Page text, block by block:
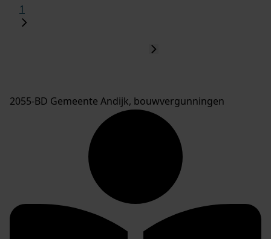
1
2055-BD Gemeente Andijk, bouwvergunningen